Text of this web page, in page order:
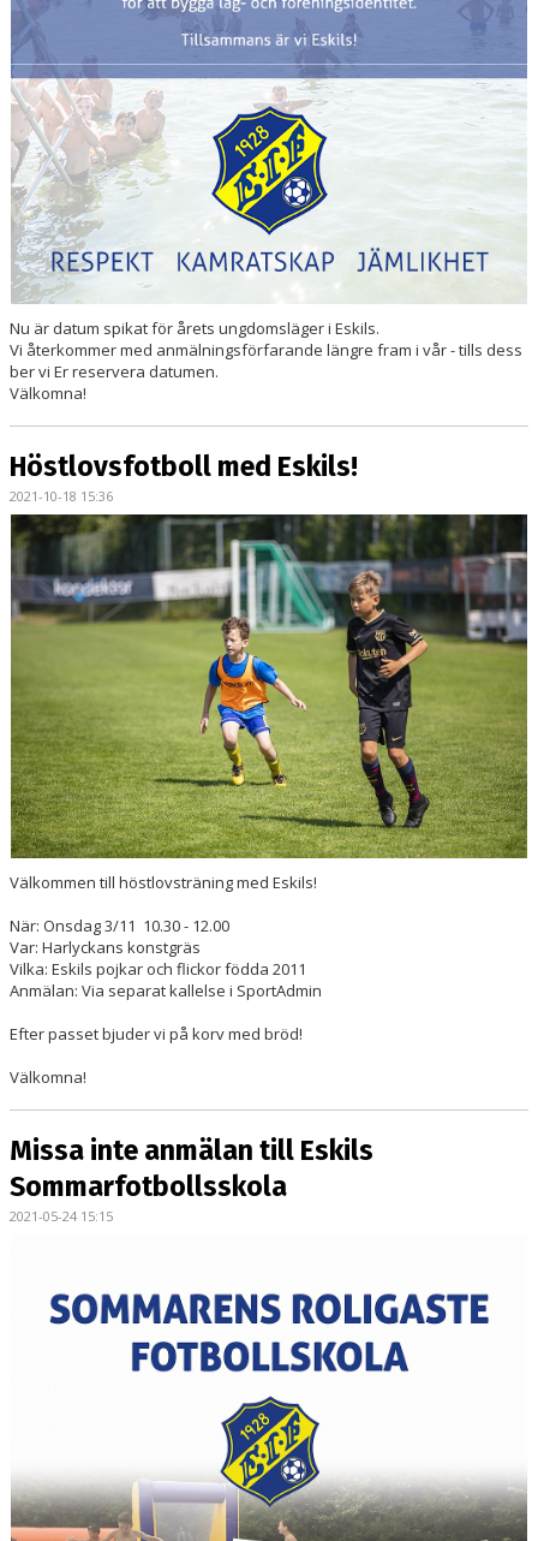
Nu är datum spikat för årets ungdomsläger i Eskils.
Vi återkommer med anmälningsförfarande längre fram i vår - tills dess
ber vi Er reservera datumen.
Välkomna!
Höstlovsfotboll med Eskils!
2021-10-18 15:36
Välkommen till höstlovsträning med Eskils!
När: Onsdag 3/11 10.30 - 12.00
Var: Harlyckans konstgräs
Vilka: Eskils pojkar och flickor födda 2011
Anmälan: Via separat kallelse i SportAdmin
Efter passet bjuder vi på korv med bröd!
Välkomna!
Missa inte anmälan till Eskils
Sommarfotbollsskola
2021-05-24 15:15